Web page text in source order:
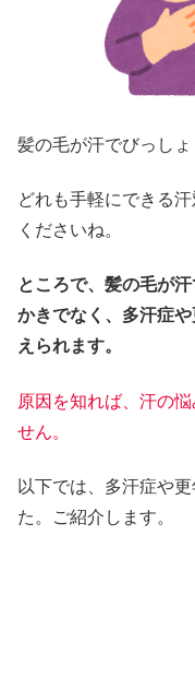
髪の毛が汗でびっしょ
どれも手軽にできる
くださいね。
ところで、 髪の毛が
かきでなく、多汗症
えられます。
原因を知れば、汗の悩
せん。
以下では、多汗症や
た。ご紹介します。